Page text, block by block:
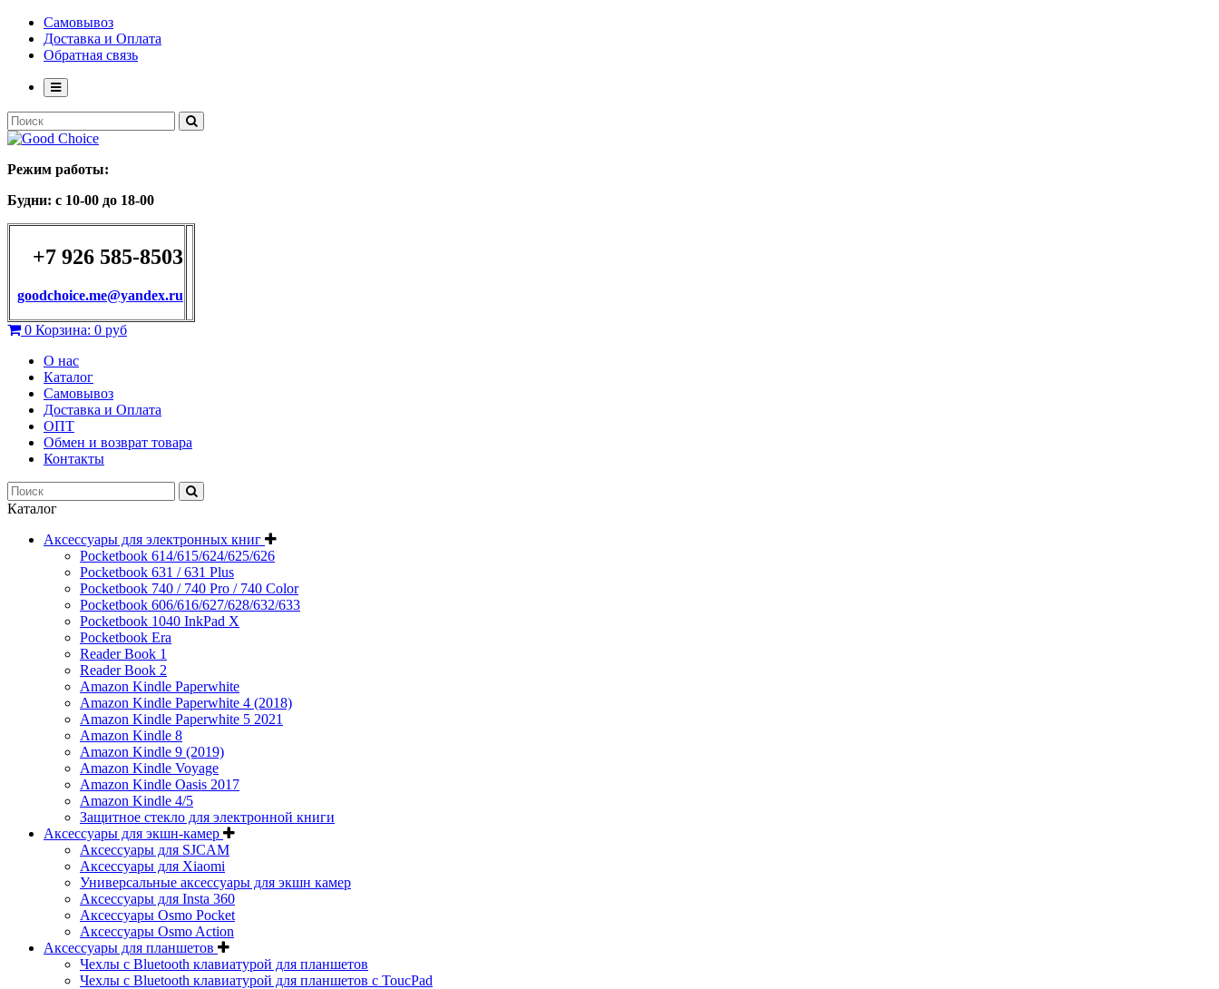
Самовывоз
Доставка и Оплата
Обратная связь
Режим работы:
Будни: с 10-00 до 18-00
+7 926 585-8503
goodchoice.me@yandex.ru
0 Корзина: 0 руб
О нас
Каталог
Самовывоз
Доставка и Оплата
ОПТ
Обмен и возврат товара
Контакты
Каталог
Аксессуары для электронных книг
Pocketbook 614/615/624/625/626
Pocketbook 631 / 631 Plus
Pocketbook 740 / 740 Pro / 740 Color
Pocketbook 606/616/627/628/632/633
Pocketbook 1040 InkPad X
Pocketbook Era
Reader Book 1
Reader Book 2
Amazon Kindle Paperwhite
Amazon Kindle Paperwhite 4 (2018)
Amazon Kindle Paperwhite 5 2021
Amazon Kindle 8
Amazon Kindle 9 (2019)
Amazon Kindle Voyage
Amazon Kindle Oasis 2017
Amazon Kindle 4/5
Защитное стекло для электронной книги
Аксессуары для экшн-камер
Аксессуары для SJCAM
Аксессуары для Xiaomi
Универсальные аксессуары для экшн камер
Аксессуары для Insta 360
Аксессуары Osmo Pocket
Аксессуары Osmo Action
Аксессуары для планшетов
Чехлы с Bluetooth клавиатурой для планшетов
Чехлы с Bluetooth клавиатурой для планшетов с ToucPad